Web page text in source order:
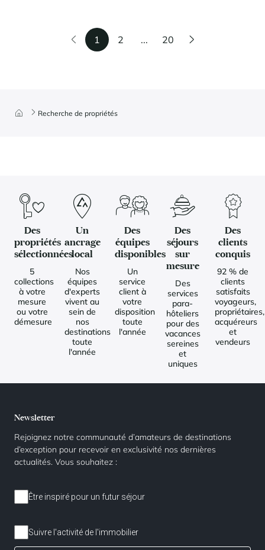
Recherche de propriétés
1 2 ... 20
Des
propriétés
sélectionnées
5
collections
à votre
mesure
ou votre
démesure
Un
ancrage
local
Nos
équipes
d'experts
vivent au
sein de
nos
destinations
toute
l'année
Des
équipes
disponibles
Un
service
client à
votre
disposition
toute
l'année
Des
séjours
sur
mesure
Des
services
para-
hôteliers
pour des
vacances
sereines
et
uniques
Des
clients
conquis
92 % de
clients
satisfaits
voyageurs,
propriétaires,
acquéreurs
et
vendeurs
Newsletter
Rejoignez notre communauté d’amateurs de destinations
d’exception pour recevoir en exclusivité nos dernières
actualités. Vous souhaitez :
Être inspiré pour un futur séjour
Suivre l'activité de l'immobilier